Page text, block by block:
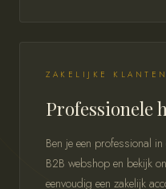
ZAKELIJKE KLANTEN
Professionele
Ben je een professional
B2B webshop en bekijk
eenvoudig een zakelijk